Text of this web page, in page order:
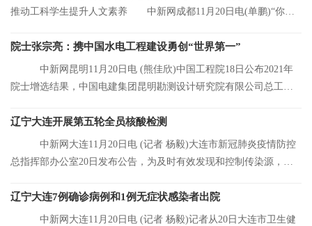
推动工科学生提升人文素养 中新网成都11月20日电(单鹏)“你们
院士张宗亮：携中国水电工程建设勇创“世界第一”
中新网昆明11月20日电 (熊佳欣)中国工程院18日公布2021年
院士增选结果，中国电建集团昆明勘测设计研究院有限公司总工程
辽宁大连开展第五轮全员核酸检测
中新网大连11月20日电 (记者 杨毅)大连市新冠肺炎疫情防控
总指挥部办公室20日发布公告，为及时有效发现和控制传染源，结
辽宁大连7例确诊病例和1例无症状感染者出院
中新网大连11月20日电 (记者 杨毅)记者从20日大连市卫生健